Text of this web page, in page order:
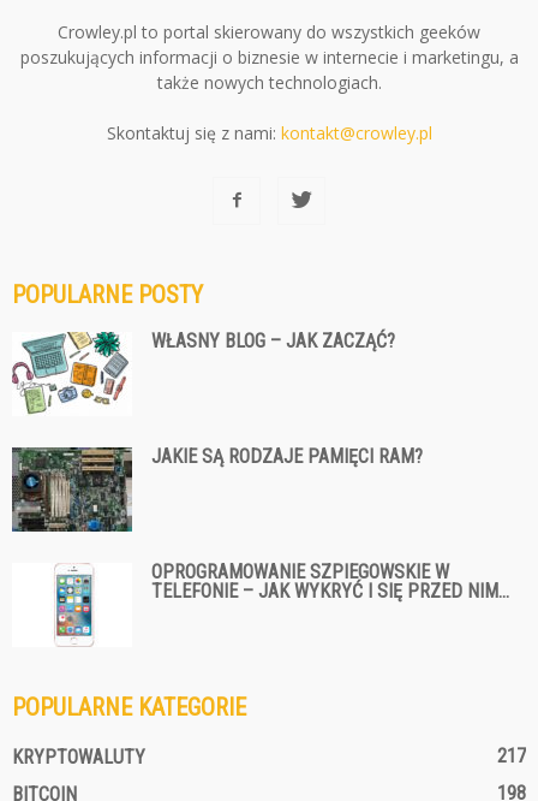
Crowley.pl to portal skierowany do wszystkich geeków
poszukujących informacji o biznesie w internecie i marketingu, a
także nowych technologiach.
Skontaktuj się z nami: kontakt@crowley.pl
POPULARNE POSTY
WŁASNY BLOG – JAK ZACZĄĆ?
JAKIE SĄ RODZAJE PAMIĘCI RAM?
OPROGRAMOWANIE SZPIEGOWSKIE W
TELEFONIE – JAK WYKRYĆ I SIĘ PRZED NIM...
POPULARNE KATEGORIE
KRYPTOWALUTY
217
BITCOIN
198